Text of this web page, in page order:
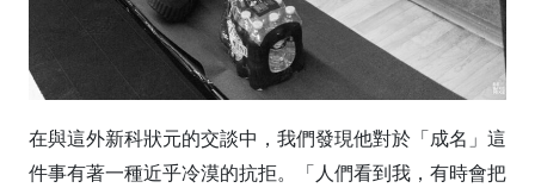
在與這外新科狀元的交談中，我們發現他對於「成名」這
件事有著一種近乎冷漠的抗拒。「人們看到我，有時會把